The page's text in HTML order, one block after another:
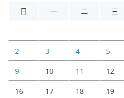
日
一 二 三
2 3 4 5
9 10 11 12
16 17 18 19